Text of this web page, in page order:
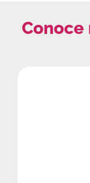
Conoce